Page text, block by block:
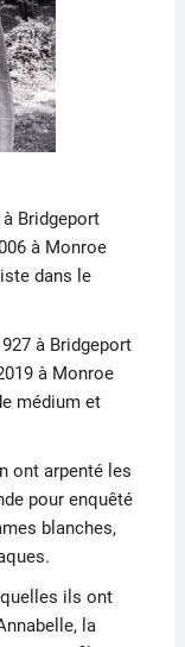
Bridgeport
à Monroe
dans le
à Bridgeport
à Monroe
médium et
ont arpenté les
pour enquêté
blanches,
ils ont
la